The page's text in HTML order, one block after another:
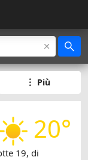
Più
20°
19, di